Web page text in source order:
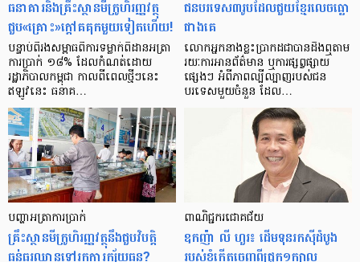
ធនាគារ​និង​គ្រឹះស្ថាន​មីក្រូ​ហិរញ្ញវត្ថុ​
ជួប«គ្រោះ»ក្តៅ​គគុក​មួយ​ទៀត​ហើយ!
បន្ទាប់​ពី​រង​សម្ពាធ​​ពី​ការ​ទម្លាក់​ពិដាន​អត្រា​
ការ​ប្រាក់ ១៨​% ដែល​កំណត់​ដោយ​
រដ្ឋាភិបាល​កម្ពុជា កាល​ពី​ពេល​ថ្មីៗ​នេះ
ឥឡូវ​នេះ ធនាគ…
ជន​បរទេស​៣​រូប​ដែល​ជួយ​ខ្មែរ​លេច​ធ្លោ​
ជាង​គេ
លោកអ្នក​នាង​ខ្លះ​ប្រាកដ​ជា​បាន​​ដឹង​ឮ​តាម​
រយៈ​ការ​អាន​ព័ត៌មាន ឬ​ការ​ផ្សព្វផ្សាយ​
ផ្សេងៗ អំពី​ភាព​ល្បីល្បាញ​របស់​ជន​
បរទេស​មួយ​ចំនួន ដែល…
បញ្ហា​អត្រា​ការប្រាក់
គ្រឹះស្ថាន​មីក្រូ​ហិរញ្ញវត្ថុ​នឹង​ជួប​វិបត្តិ​
ធ្ងន់ធ្ងរ​ឈាន​ទៅ​រក​ការ​ក្ស័យធន?
ពាណិជ្ជករជោគជ័យ
ឧកញ៉ា លី ហួរ៖ ដើមទុនរកស៊ីដំបូង
របស់ខ្ញុំកើតចេញពីជ្រូក១ក្បាល